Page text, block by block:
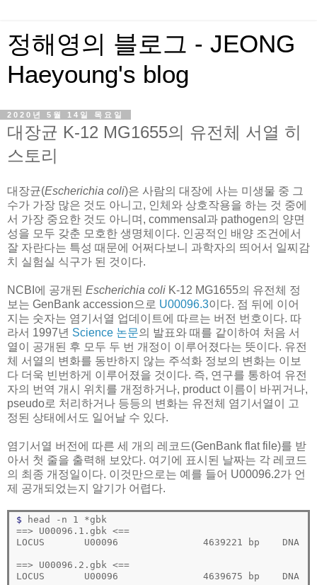
정해영의 블로그 - JEONG
Haeyoung's blog
2020년 5월 14일 목요일
대장균 K-12 MG1655의 유전체 서열 히
스토리
대장균(Escherichia coli)은 사람의 대장에 사는 미생물 중 그
수가 가장 많은 것도 아니고, 인체와 상호작용을 하는 것 중에
서 가장 중요한 것도 아니며, commensal과 pathogen의 양면
성을 모두 갖춘 모호한 생명체이다. 인공적인 배양 조건에서
잘 자란다는 특성 때문에 어쩌다보니 과학자의 띄어서 일찌감
치 실험실 식구가 된 것이다.
NCBI에 공개된 Escherichia coli K-12 MG1655의 유전체 정
보는 GenBank accession으로 U00096.3이다. 점 뒤에 이어
지는 숫자는 염기서열 업데이트에 따르는 버전 번호이다. 따
라서 1997년 Science 논문의 발표와 때를 같이하여 처음 서
열이 공개된 후 모두 두 번 개정이 이루어졌다는 뜻이다. 유전
체 서열의 변화를 동반하지 않는 주석화 정보의 변화는 이보
다 더욱 빈번하게 이루어졌을 것이다. 즉, 연구를 통하여 유전
자의 번역 개시 위치를 개정하거나, product 이름이 바뀌거나,
pseudo로 처리하거나 등등의 변화는 유전체 염기서열이 고
정된 상태에서도 일어날 수 있다.
염기서열 버전에 따른 세 개의 레코드(GenBank flat file)를 받
아서 첫 줄을 출력해 보았다. 여기에 표시된 날짜는 각 레코드
의 최종 개정일이다. 이것만으로는 예를 들어 U00096.2가 언
제 공개되었는지 알기가 어렵다.
$
==> U00096.1.gbk <==
LOCUS       U00096               4639221 bp    DNA
==> U00096.2.gbk <==
LOCUS       U00096               4639675 bp    DNA